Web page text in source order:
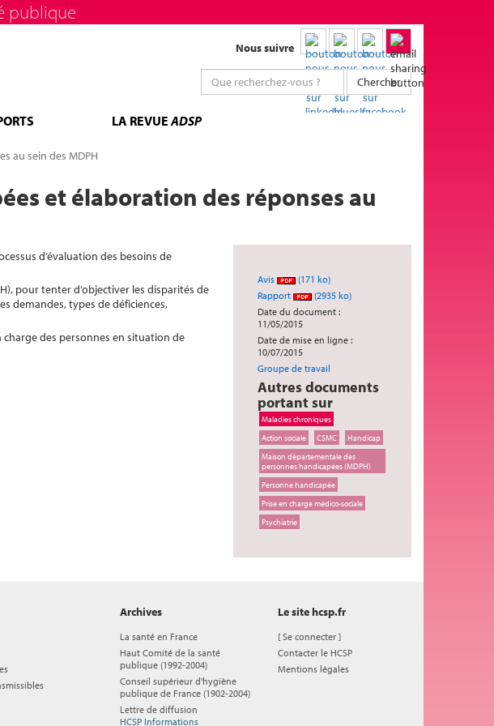
publique
Nous suivre
Chercher
LA REVUEADSP
au sein des MDPH
et élaboration des réponses au
Avis
(171 ko)
Rapport
(2935 ko)
Date du document :
11/05/2015
Date de mise en ligne :
10/07/2015
Groupe de travail
Autres documents
portant sur
Maladies chroniques
Action sociale
CSMC
Handicap
Maison départementale des
personnes handicapées (MDPH)
Personne handicapée
Prise en charge médico-sociale
Psychiatrie
d’évaluation des besoins de
pour tenter d’objectiver les disparités de
demandes, types de déficiences,
charge des personnes en situation de
Archives
La santé en France
Haut Comité de la santé
publique (1992-2004)
Conseil supérieur d'hygiène
publique de France (1902-2004)
Lettre de diffusion
HCSP Informations
Le site hcsp.fr
[Se connecter ]
Contacter le HCSP
Mentions légales